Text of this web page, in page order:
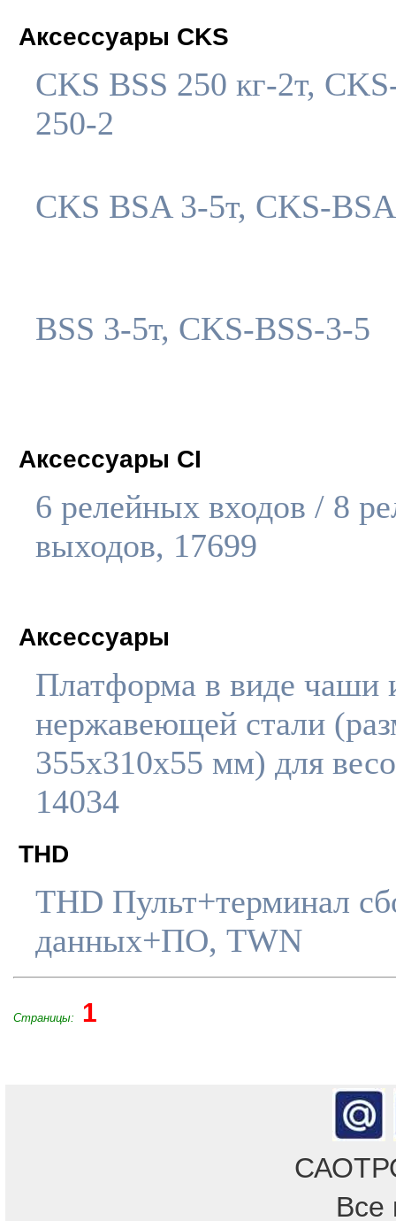
Аксессуары CKS
CKS BSS 250 кг-2т,
250-2
CKS BSA 3-5т, CKS-
BSS 3-5т, CKS-BSS-3-5
Аксессуары CI
6 релейных входов / 8
выходов, 17699
Аксессуары
Платформа в виде чаши
нержавеющей стали
355х310х55 мм) для
14034
THD
THD Пульт+терминал
данных+ПО, TWN
Страницы: 1
Все